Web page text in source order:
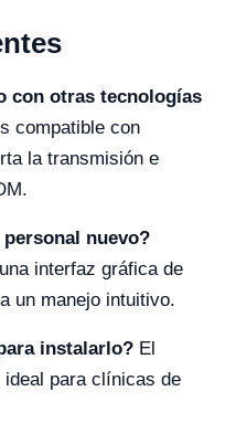
con otras tecnologías
compatible con
la transmisión e
nuevo?
interfaz gráfica de
un manejo intuitivo.
instalarlo? El
para clínicas de